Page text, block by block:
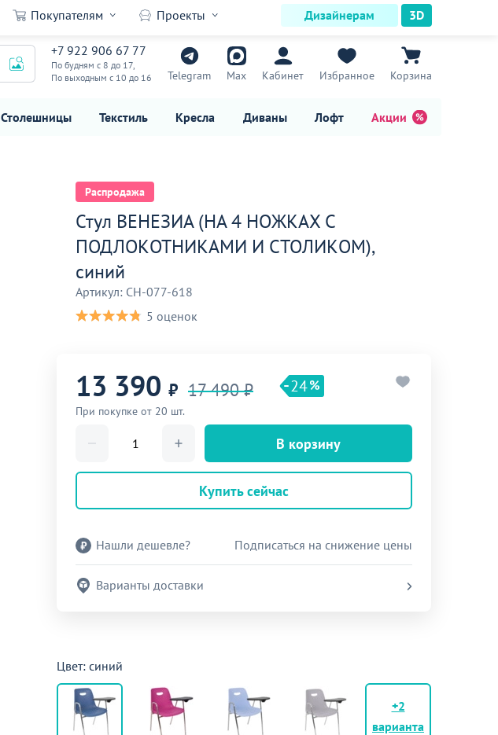
Покупателям Проекты Дизайнерам 3D
+7 922 906 67 77
По будням с 8 до 17,
По выходным с 10 до 16
Telegram Max Кабинет Избранное Корзина
Столешницы Текстиль Кресла Диваны Лофт Акции
24
Распродажа
Стул ВЕНЕЗИА (НА 4 НОЖКАХ С
ПОДЛОКОТНИКАМИ И СТОЛИКОМ),
синий
Артикул: CH-077-618
5 оценок
13 390 ₽ 17 490 ₽ 24
При покупке от 20 шт.
В корзину
Купить сейчас
Нашли дешевле? Подписаться на снижение цены
Варианты доставки
Цвет: синий
+2
варианта